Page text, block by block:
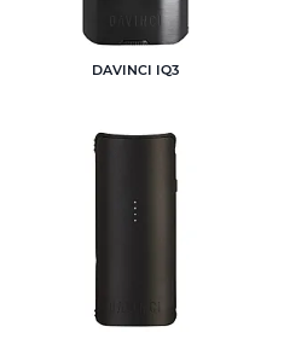
DAVINCI IQ3